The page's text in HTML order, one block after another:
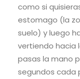
como si
estomago (la
suelo) y luego
vertiendo hacia
pasas la mano
segundos cada